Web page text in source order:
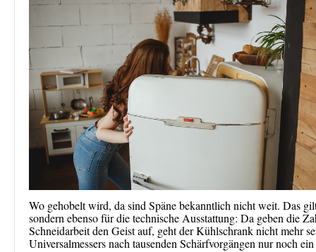
Wo gehobelt wird, da sind Späne bekanntlich nicht weit. Das
sondern ebenso für die technische Ausstattung: Da geben die
Schneidarbeit den Geist auf, geht der Kühlschrank nicht mehr
Universalmessers nach tausenden Schärfvorgängen nur noch